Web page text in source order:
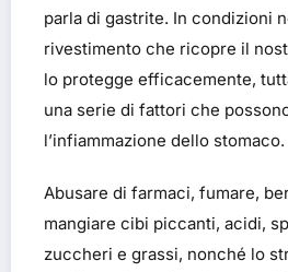
parla di gastrite. In condizioni
rivestimento che ricopre il
lo protegge efficacemente,
una serie di fattori che
l’infiammazione dello stomaco.
Abusare di farmaci, fumare,
mangiare cibi piccanti, acidi,
zuccheri e grassi, nonché lo